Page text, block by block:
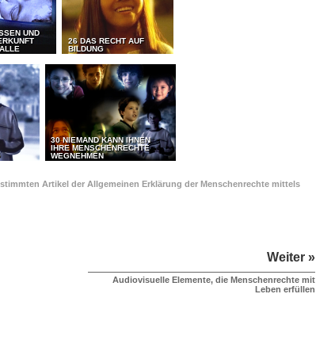
UND
26 DAS RECHT AUF
BILDUNG
30 NIEMAND KANN IHNEN
IHRE MENSCHENRECHTE
WEGNEHMEN
Artikel der Allgemeinen Erklärung der Menschenrechte mittels
Weiter »
Audiovisuelle Elemente, die Menschenrechte mit
Leben erfüllen